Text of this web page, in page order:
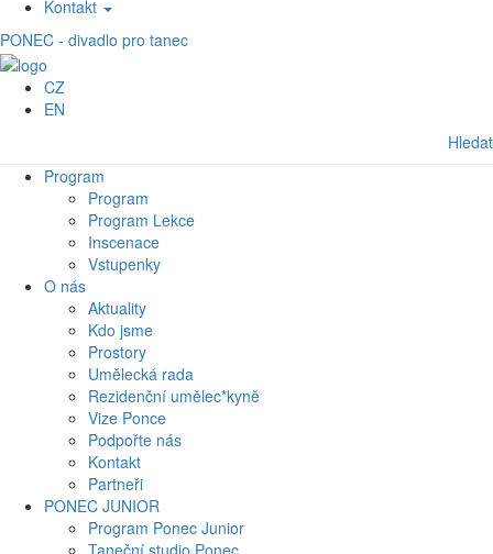
Kontakt
PONEC - divadlo pro tanec
CZ
EN
Hledat
Program
Program
Program Lekce
Inscenace
Vstupenky
O nás
Aktuality
Kdo jsme
Prostory
Umělecká rada
Rezidenční umělec*kyně
Vize Ponce
Podpořte nás
Kontakt
Partneři
PONEC JUNIOR
Program Ponec Junior
Taneční studio Ponec